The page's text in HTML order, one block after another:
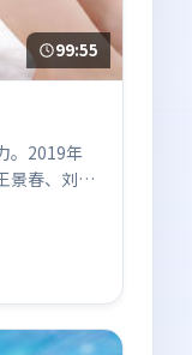
99:55
。2019年
景春、刘亦
剪辑强化